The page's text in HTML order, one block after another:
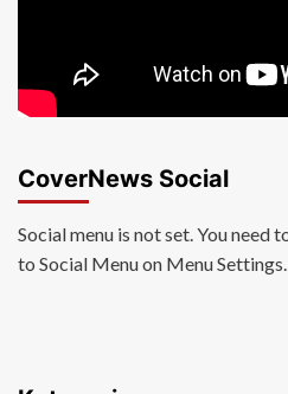
CoverNews Social
Social menu is not set. You need
to Social Menu on Menu Settings.